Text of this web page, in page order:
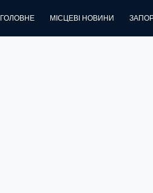
ГОЛОВНЕ МІСЦЕВІ НОВИНИ